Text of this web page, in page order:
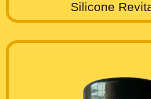
Silicone